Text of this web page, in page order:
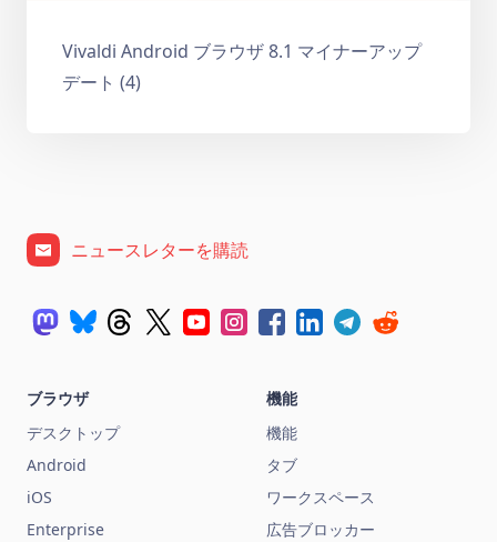
Vivaldi Android ブラウザ 8.1 マイナーアップ
デート (4)
ニュースレターを購読
ブラウザ
デスクトップ
Android
iOS
Enterprise
機能
機能
タブ
ワークスペース
広告ブロッカー